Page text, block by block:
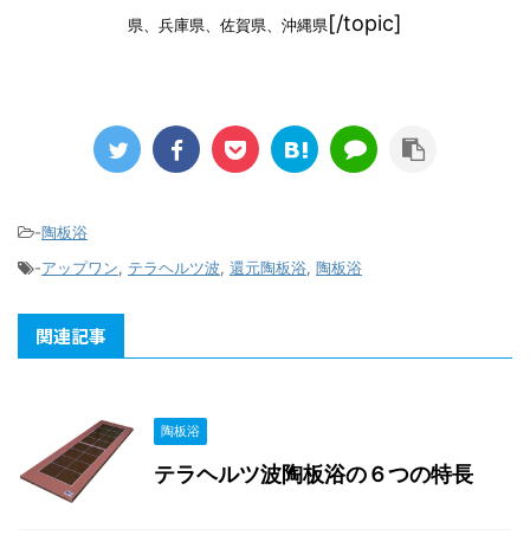
県、兵庫県、佐賀県、沖縄県[/topic]
-陶板浴
-アップワン, テラヘルツ波, 還元陶板浴, 陶板浴
関連記事
陶板浴
テラヘルツ波陶板浴の６つの特長